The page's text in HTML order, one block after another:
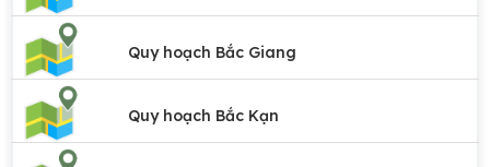
Quy hoạch Bắc Giang
Quy hoạch Bắc Kạn